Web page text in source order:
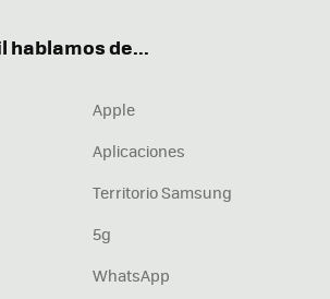
hablamos de...
Apple
Aplicaciones
Territorio Samsung
5g
WhatsApp